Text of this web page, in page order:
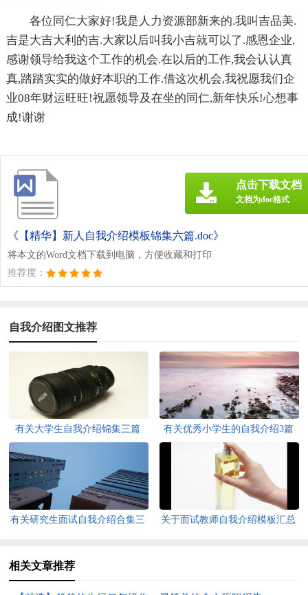
各位同仁大家好!我是人力资源部新来的.我叫吉品美.
吉是大吉大利的吉.大家以后叫我小吉就可以了.感恩企业,
感谢领导给我这个工作的机会.在以后的工作,我会认认真
真,踏踏实实的做好本职的工作.借这次机会,我祝愿我们企
业08年财运旺旺!祝愿领导及在坐的同仁,新年快乐!心想事
成!谢谢
《【精华】新人自我介绍模板锦集六篇.doc》
将本文的Word文档下载到电脑，方便收藏和打印
推荐度：
点击下载文档
文档为doc格式
自我介绍图文推荐
有关大学生自我介绍锦集三篇 有关优秀小学生的自我介绍3篇
有关研究生面试自我介绍合集三
关于面试教师自我介绍模板汇总
相关文章推荐